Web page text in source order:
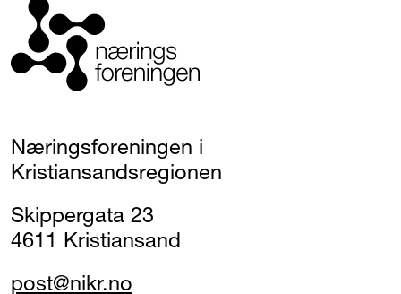
Næringsforeningen i
Kristiansandsregionen
Skippergata 23
4611 Kristiansand
post@nikr.no